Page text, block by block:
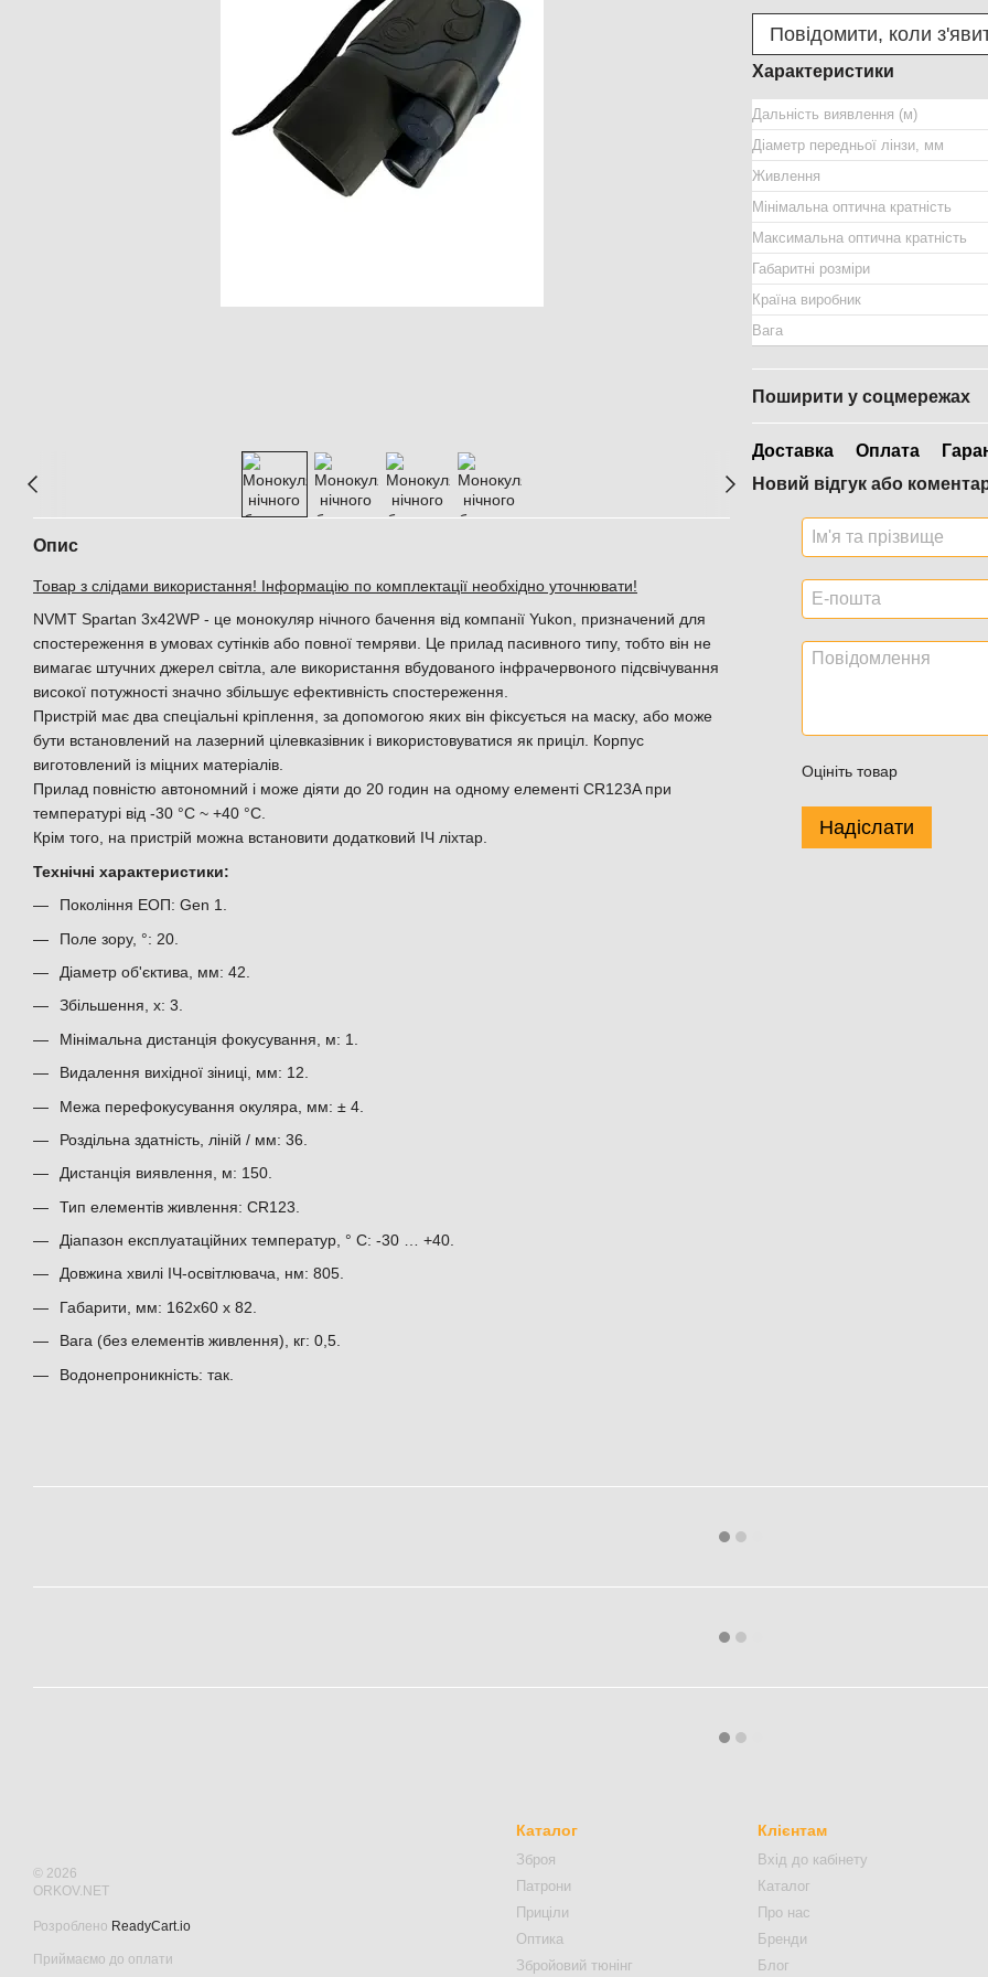
Опис
Товар з слідами використання! Інформацію по комплектації необхідно уточнювати!
NVМТ Spartan 3x42WP - це монокуляр нічного бачення від компанії Yukon, призначений для
спостереження в умовах сутінків або повної темряви. Це прилад пасивного типу, тобто він не
вимагає штучних джерел світла, але використання вбудованого інфрачервоного підсвічування
високої потужності значно збільшує ефективність спостереження.
Пристрій має два спеціальні кріплення, за допомогою яких він фіксується на маску, або може
бути встановлений на лазерний цілевказівник і використовуватися як приціл. Корпус
виготовлений із міцних матеріалів.
Прилад повністю автономний і може діяти до 20 годин на одному елементі CR123A при
температурі від -30 °С ~ +40 °С.
Крім того, на пристрій можна встановити додатковий ІЧ ліхтар.
Технічні характеристики:
Покоління ЕОП: Gen 1.
Поле зору, °: 20.
Діаметр об'єктива, мм: 42.
Збільшення, х: 3.
Мінімальна дистанція фокусування, м: 1.
Видалення вихідної зіниці, мм: 12.
Межа перефокусування окуляра, мм: ± 4.
Роздільна здатність, ліній / мм: 36.
Дистанція виявлення, м: 150.
Тип елементів живлення: CR123.
Діапазон експлуатаційних температур, ° С: -30 … +40.
Довжина хвилі ІЧ-освітлювача, нм: 805.
Габарити, мм: 162x60 x 82.
Вага (без елементів живлення), кг: 0,5.
Водонепроникність: так.
Повідомити, коли
Характеристики
Дальність виявлення (м)
Діаметр передньої лінзи, мм
Живлення
Мінімальна оптична кратність
Максимальна оптична кратність
Габаритні розміри
Країна виробник
Вага
Поширити у соцмережах
Доставка Оплата
Новий відгук або
Оцініть товар
Надіслати
© 2026
ORKOV.NET
Розроблено ReadyCart.io
Приймаємо до оплати
Каталог
Зброя
Патрони
Приціли
Оптика
Збройовий тюнінг
Клієнтам
Вхід до кабінету
Каталог
Про нас
Бренди
Блог